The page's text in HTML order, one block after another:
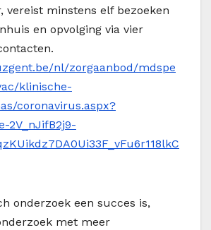
vereist minstens elf bezoeken
en opvolging via vier
nl/zorgaanbod/mdspe
klinische-
coronavirus.aspx?
2V_nJifB2j9-
onderzoek een succes is,
met meer